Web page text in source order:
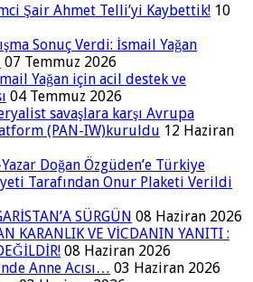
Şair Ahmet Telli’yi Kaybettik! 10
Sonuç Verdi: İsmail Yağan
07 Temmuz 2026
Yağan için acil destek ve
04 Temmuz 2026
savaşlara karşı Avrupa
(PAN-IW)kuruldu 12 Haziran
Doğan Özgüden’e Türkiye
Tarafından Onur Plaketi Verildi
SÜRGÜN 08 Haziran 2026
KARANLIK VE VİCDANIN YANITI :
08 Haziran 2026
Anne Acısı… 03 Haziran 2026